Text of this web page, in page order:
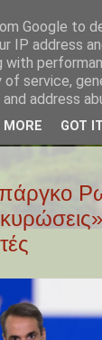
Google to
IP address
with
service,
address
MORE GOT IT